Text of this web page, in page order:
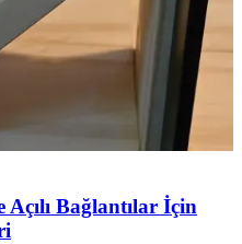
Bağlantılar İçin